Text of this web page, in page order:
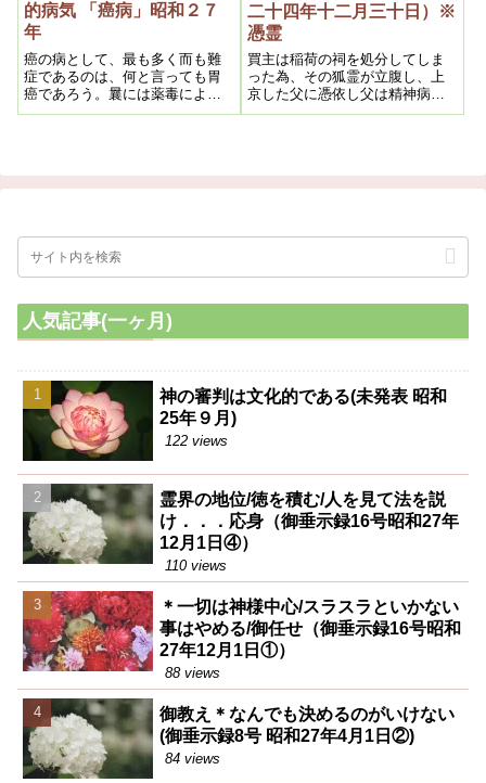
的病気 「癌病」昭和２７
年
癌の病として、最も多く而も難
症であるのは、何と言っても胃
癌であろう。曩には薬毒による
擬似胃癌を詳説したから、之か
二十四年十二月三十日）※
憑霊
買主は稲荷の祠を処分してしま
った為、その狐霊が立腹し、上
京した父に憑依し父は精神病と
なり終に死亡した。斯様な訳
人気記事(一ヶ月)
神の審判は文化的である(未発表 昭和
25年９月)
122 views
霊界の地位/徳を積む/人を見て法を説
け．．．応身（御垂示録16号昭和27年
12月1日④）
110 views
＊一切は神様中心/スラスラといかない
事はやめる/御任せ（御垂示録16号昭和
27年12月1日①）
88 views
御教え＊なんでも決めるのがいけない
(御垂示録8号 昭和27年4月1日②)
84 views